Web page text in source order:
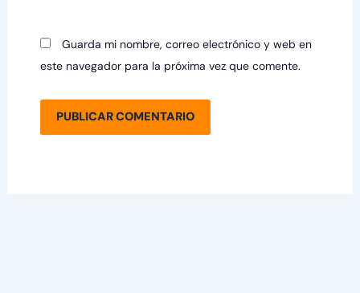
Guarda mi nombre, correo electrónico y web en
este navegador para la próxima vez que comente.